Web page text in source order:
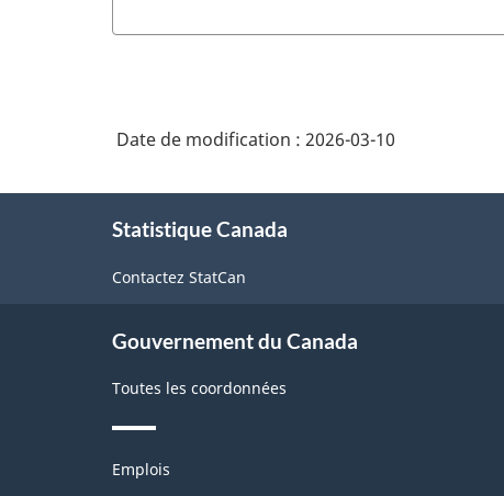
Date de modification : 2026-03-10
Statistique Canada
Contactez StatCan
Gouvernement du Canada
Toutes les coordonnées
Thèmes
Emplois